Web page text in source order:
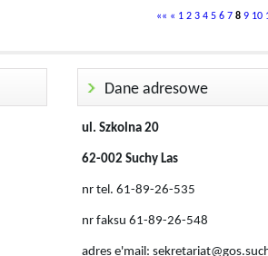
«« « 1 2 3 4 5 6 7 8 9 10
Dane adresowe
ul. Szkolna 20
62-002 Suchy Las
nr tel. 61-89-26-535
nr faksu 61-89-26-548
adres e'mail: